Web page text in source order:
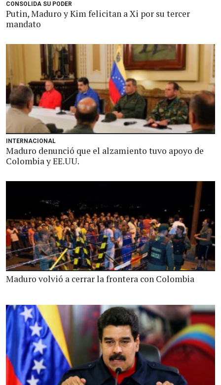
CONSOLIDA SU PODER
Putin, Maduro y Kim felicitan a Xi por su tercer
mandato
INTERNACIONAL
Maduro denunció que el alzamiento tuvo apoyo de
Colombia y EE.UU.
Maduro volvió a cerrar la frontera con Colombia